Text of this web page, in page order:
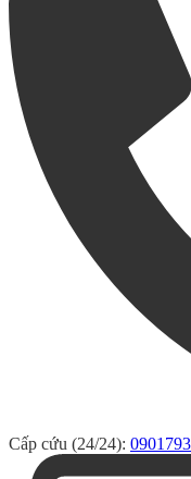
Cấp cứu (24/24):